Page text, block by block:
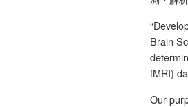
Brain
fMRI)
Our